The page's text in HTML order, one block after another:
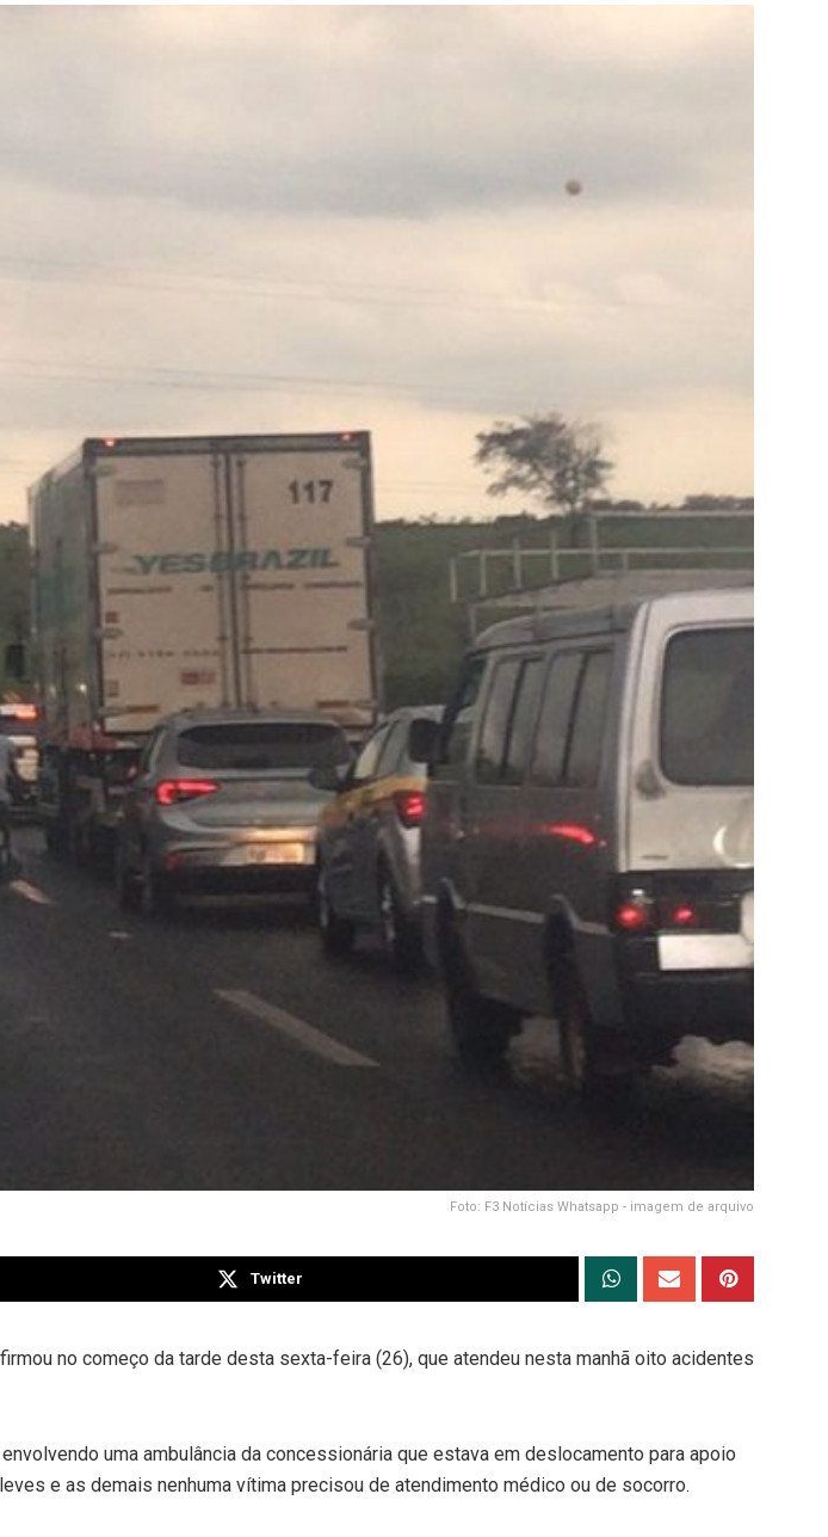
Foto: F3 Notícias Whatsapp - imagem de arquivo
Twitter
no começo da tarde desta sexta-feira (26), que atendeu nesta manhã oito acidentes
uma ambulância da concessionária que estava em deslocamento para apoio
e as demais nenhuma vítima precisou de atendimento médico ou de socorro.